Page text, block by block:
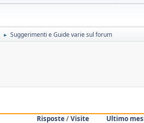
► Suggerimenti e Guide varie sul forum
Risposte/Visite
Ultimo